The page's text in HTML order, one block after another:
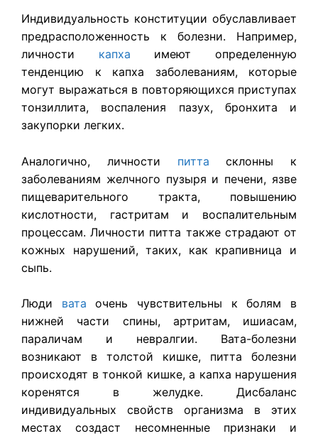
Индивидуальность конституции обуславливает
предрасположенность к болезни. Например,
личности капха имеют определенную
тенденцию к капха заболеваниям, которые
могут выражаться в повторяющихся приступах
тонзиллита, воспаления пазух, бронхита и
закупорки легких.
Аналогично, личности питта склонны к
заболеваниям желчного пузыря и печени, язве
пищеварительного тракта, повышению
кислотности, гастритам и воспалительным
процессам. Личности питта также страдают от
кожных нарушений, таких, как крапивница и
сыпь.
Люди вата очень чувствительны к болям в
нижней части спины, артритам, ишиасам,
параличам и невралгии. Вата-болезни
возникают в толстой кишке, питта болезни
происходят в тонкой кишке, а капха нарушения
коренятся в желудке. Дисбаланс
индивидуальных свойств организма в этих
местах создаст несомненные признаки и